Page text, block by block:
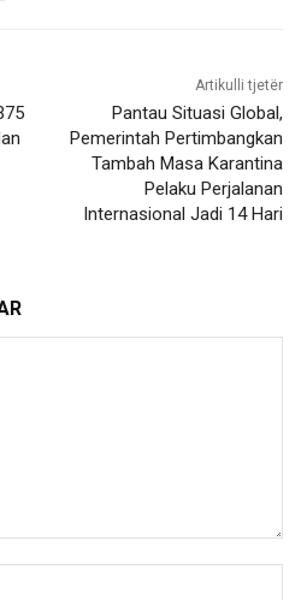
Artikulli tjetër
Pantau Situasi Global,
Pemerintah Pertimbangkan
Tambah Masa Karantina
Pelaku Perjalanan
Internasional Jadi 14 Hari